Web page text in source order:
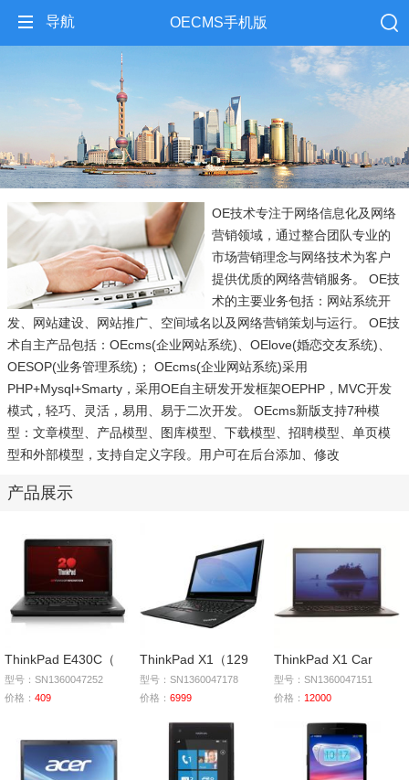
导航 OECMS手机版
OE技术专注于网络信息化及网络
营销领域，通过整合团队专业的
市场营销理念与网络技术为客户
提供优质的网络营销服务。 OE技
术的主要业务包括：网站系统开
发、网站建设、网站推广、空间域名以及网络营销策划与运行。 OE技
术自主产品包括：OEcms(企业网站系统)、OElove(婚恋交友系统)、
OESOP(业务管理系统)； OEcms(企业网站系统)采用
PHP+Mysql+Smarty，采用OE自主研发开发框架OEPHP，MVC开发
模式，轻巧、灵活，易用、易于二次开发。 OEcms新版支持7种模
型：文章模型、产品模型、图库模型、下载模型、招聘模型、单页模
型和外部模型，支持自定义字段。用户可在后台添加、修改
产品展示
ThinkPad E430C（
型号：SN1360047252
价格： 409
ThinkPad X1（129
型号：SN1360047178
价格： 6999
ThinkPad X1 Car
型号：SN1360047151
价格： 12000